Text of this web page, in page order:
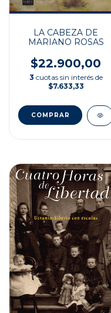
LA CABEZA DE
MARIANO ROSAS
$22.900,00
3 cuotas sin interés de
$7.633,33